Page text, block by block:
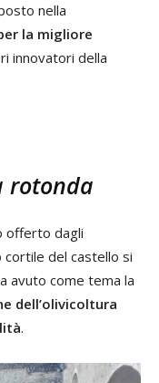
nella
la migliore
innovatori della
rotonda
offerto dagli
cortile del castello si
avuto come tema la
dell’olivicoltura
.